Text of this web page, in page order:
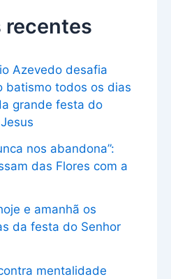
Azevedo desafia
batismo todos os dias
grande festa do
nos abandona”:
das Flores com a
e amanhã os
da festa do Senhor
mentalidade